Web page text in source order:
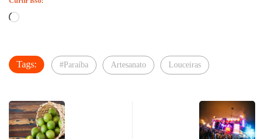
Carregando...
Tags: #Paraíba Artesanato Louceiras